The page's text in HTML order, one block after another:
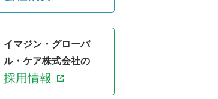
イマジン・グローバ
ル・ケア株式会社の
採用情報